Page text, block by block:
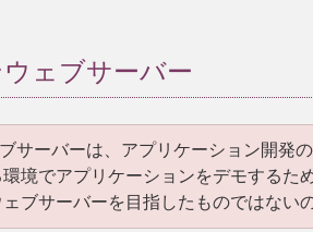
ェブサーバー
サーバーは、アプリケーション開発
境でアプリケーションをデモする
ブサーバーを目指したものではない